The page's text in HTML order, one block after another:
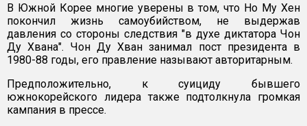
В Южной Корее многие уверены в том, что Но Му Хен
покончил жизнь самоубийством, не выдержав
давления со стороны следствия "в духе диктатора Чон
Ду Хвана". Чон Ду Хван занимал пост президента в
1980-88 годы, его правление называют авторитарным.
Предположительно, к суициду бывшего
южнокорейского лидера также подтолкнула громкая
кампания в прессе.